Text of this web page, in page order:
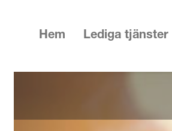
Hem Lediga tjänster